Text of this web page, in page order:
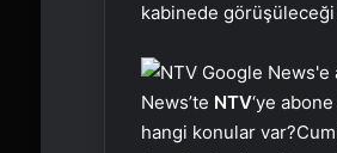
kabinede
News’te NTV‘ye
hangi konular